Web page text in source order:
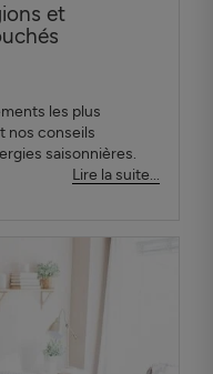
et
les plus
nos conseils
saisonnières.
Lire la suite...